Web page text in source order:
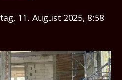
11. August 2025, 8:58